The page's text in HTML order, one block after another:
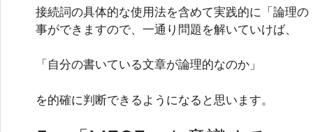
接続詞の具体的な使用法を含めて実践的に「論理
事ができますので、一通り問題を解いていけば、
「自分の書いている文章が論理的なのか」
を的確に判断できるようになると思います。